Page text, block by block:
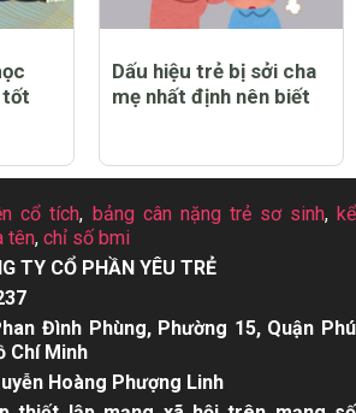
tốt
Dấu hiệu trẻ bị sởi cha
mẹ nhất định nên biết
cổ tích, bảng cân nặng trẻ sơ sinh, kể
tên, chỉ số bmi
TY CỔ PHẦN YÊU TRẺ
Đình Phùng, Phường 15, Quận Phú
Chí Minh
Hoàng Phượng Linh